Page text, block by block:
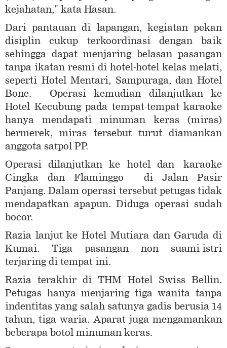
kejahatan," kata Hasan.
Dari pantauan di lapangan, kegiatan pekan
disiplin cukup terkoordinasi dengan baik
sehingga dapat menjaring belasan pasangan
tanpa ikatan resmi di hotel-hotel kelas melati,
seperti Hotel Mentari, Sampuraga, dan Hotel
Bone. Operasi kemudian dilanjutkan ke
Hotel Kecubung pada tempat-tempat karaoke
hanya mendapati minuman keras (miras)
bermerek, miras tersebut turut diamankan
anggota satpol PP.
Operasi dilanjutkan ke hotel dan karaoke
Cingka dan Flaminggo di Jalan Pasir
Panjang. Dalam operasi tersebut petugas tidak
mendapatkan apapun. Diduga operasi sudah
bocor.
Razia lanjut ke Hotel Mutiara dan Garuda di
Kumai. Tiga pasangan non suami-istri
terjaring di tempat ini.
Razia terakhir di THM Hotel Swiss Bellin.
Petugas hanya menjaring tiga wanita tanpa
indentitas yang salah satunya gadis berusia 14
tahun, tiga waria. Aparat juga mengamankan
beberapa botol minuman keras.